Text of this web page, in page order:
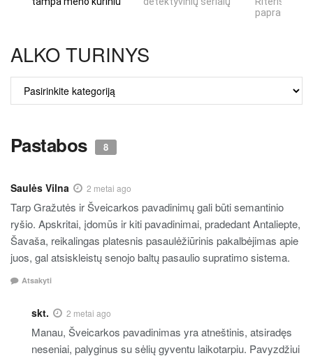
ALKO TURINYS
TURINYS
Pastabos 8
Saulės Vilna 2 metai ago
Tarp Gražutės ir Šveicarkos pavadinimų gali būti semantinio
ryšio. Apskritai, įdomūs ir kiti pavadinimai, pradedant Antaliepte,
Šavaša, reikalingas platesnis pasaulėžiūrinis pakalbėjimas apie
juos, gal atsiskleistų senojo baltų pasaulio supratimo sistema.
Atsakyti
skt. 2 metai ago
Manau, Šveicarkos pavadinimas yra atneštinis, atsiradęs
neseniai, palyginus su sėlių gyventu laikotarpiu. Pavyzdžiui